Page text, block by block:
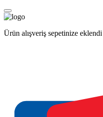
Ürün alışveriş sepetinize eklendi